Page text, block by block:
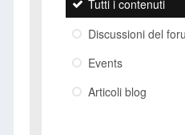
Tutti i contenuti
Discussioni del
Events
Articoli blog